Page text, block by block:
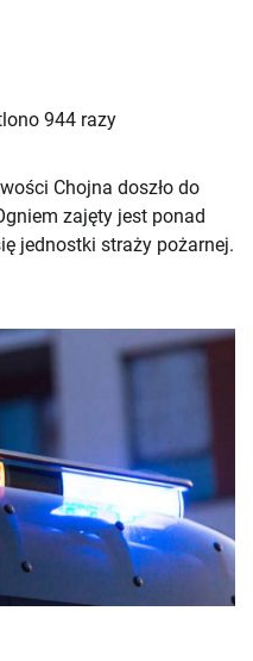
944 razy
Chojna doszło do
zajęty jest ponad
jednostki straży pożarnej.